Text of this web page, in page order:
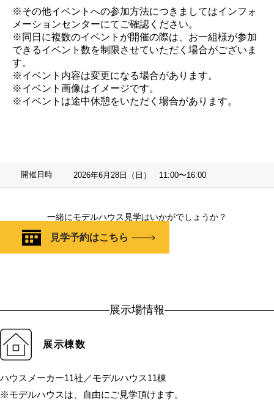
※その他イベントへの参加方法につきましてはインフォ
メーションセンターにてご確認ください。
※同日に複数のイベントが開催の際は、お一組様が参加
できるイベント数を制限させていただく場合がございま
す。
※イベント内容は変更になる場合があります。
※イベント画像はイメージです。
※イベントは途中休憩をいただく場合があります。
開催日時 2026年6月28日（日） 11:00〜16:00
一緒にモデルハウス見学はいかがでしょうか？
見学予約はこちら
展示場情報
展示棟数
ハウスメーカー11社／モデルハウス11棟
※モデルハウスは、自由にご見学頂けます。